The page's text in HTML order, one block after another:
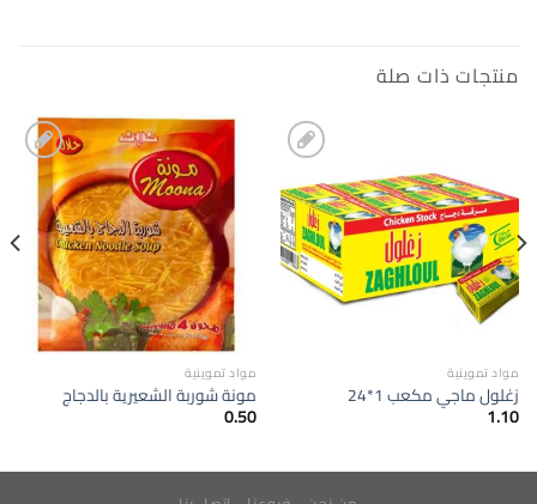
منتجات ذات صلة
الى
المفضلة
مواد تموينية
زغلول ماجي مكعب 1*24
1.10
إضافة
الى
المفضلة
مواد تموينية
مونة شوربة الشعيرية بالدجاج
0.50